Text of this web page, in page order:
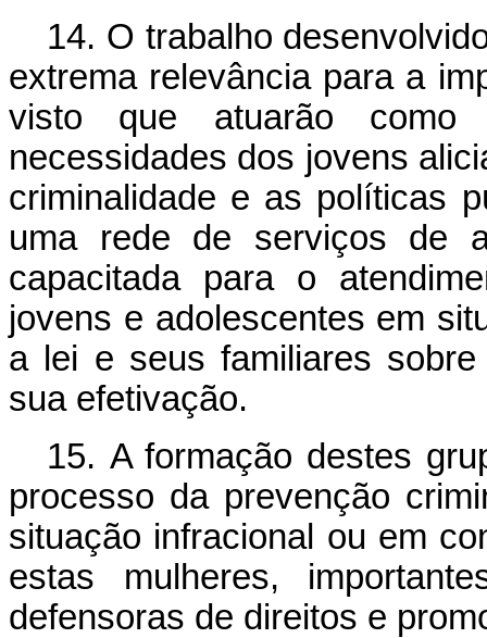
14. O trabalho
extrema relevância para a
visto que atuarão como
necessidades dos jovens
criminalidade e as políticas
uma rede de serviços de
capacitada para o
jovens e adolescentes em
a lei e seus familiares
sua efetivação.
15. A formação destes
processo da prevenção
situação infracional ou em
estas mulheres,
defensoras de direitos e